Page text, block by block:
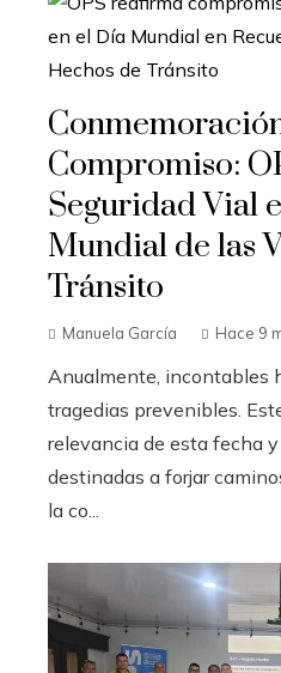
Compromiso:
Seguridad Vial
Mundial de las
Tránsito
Manuela García Hace 9
Anualmente, incontables
tragedias prevenibles.
relevancia de esta fecha
destinadas a forjar
la co...